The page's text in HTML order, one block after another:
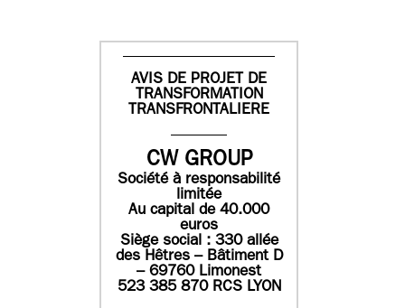
AVIS DE PROJET DE
TRANSFORMATION
TRANSFRONTALIERE
CW GROUP
Société à responsabilité
limitée
Au capital de 40.000
euros
Siège social : 330 allée
des Hêtres – Bâtiment D
– 69760 Limonest
523 385 870 RCS LYON